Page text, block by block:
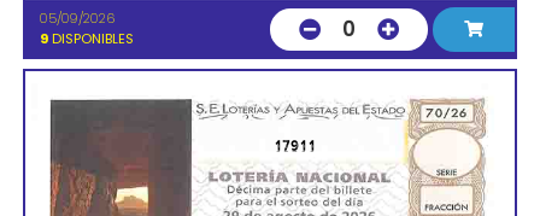
05/09/2026
9 DISPONIBLES 0
17911